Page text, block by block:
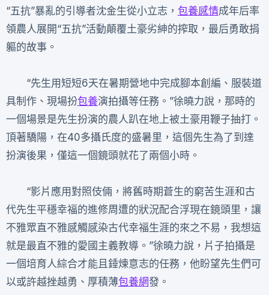
“五抗”暴亂的引導者沈金生從小立志， 包養感情成年后率
領農人展開“五抗”活動顛覆土豪劣紳的搾取，最后勇敢捐
軀的故事。
“先生用短短6天在暑期營地中完成腳本創編、服裝道
具制作、現場扮包養演拍攝等任務。”徐曉力說，那時的
一個場景是先生扮演的農人趴在地上被土豪用鞭子抽打。
頂著驕陽，在40多攝氏度的盛暑里，這個先生為了到達
扮演後果，僅這一個鏡頭就花了兩個小時。
“影片應用對照伎倆，將舊時期蒼生的窮苦生涯和古
代先生平穩幸福的進修周遭的狀況配合浮現在鏡頭里，讓
不雅眾直不雅感觸感染古代幸福生涯的來之不易，我想這
就是最直不雅的愛國主義教導。”徐曉力說，片子拍攝是
一個培育人綜合才能且錘煉意志的任務，他盼望先生們可
以或許越挫越勇、厚積薄包養網發。